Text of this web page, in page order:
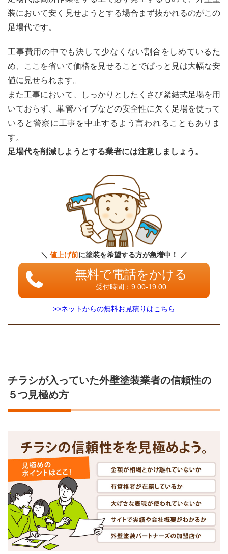
装において安く見せようとする場合まず抜かれるのがこの
足場代です。
工事費用の中でも決して少なくない割合をしめているた
め、ここを省いて価格を見せることでぱっと見は大幅な安
値に見せられます。
また工事において、しっかりとしたくさび緊結式足場を用
いておらず、単管パイプなどの安全性に欠く足場を使って
いると警察に工事を中止するよう言われることもありま
す。
足場代を削減しようとする業者には注意しましょう。
＼ 値上げ前に塗装を希望する方が急増中！ ／
無料で電話をかける
受付時間：9:00-19:00
>>ネットからの無料お見積りはこちら
チラシが入っていた外壁塗装業者の信頼性の
５つ見極め方